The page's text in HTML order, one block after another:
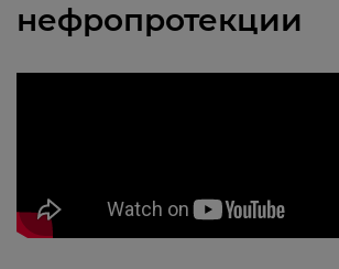
нефропротекции